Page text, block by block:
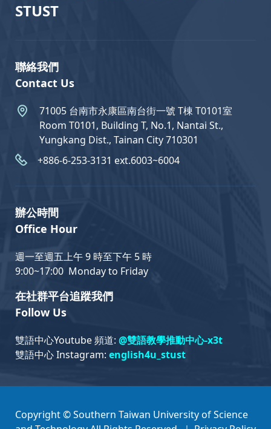
STUST
聯絡我們
Contact Us
71005 台南市永康區南台街一號 T棟 T0101室
Room T0101, Building T, No.1, Nantai St.,
Yungkang Dist., Tainan City 710301
+886-6-253-3131 ext.6003~6004
辦公時間
Office Hour
週一至週五上午 9 時至下午 5 時
9:00~17:00 Monday to Friday
在社群平台追蹤我們
Follow Us
雙語中心Youtube 頻道: @雙語教學推動中心-x3t
雙語中心 Instagram: english4u_stust
Copyright © Southern Taiwan University of Science